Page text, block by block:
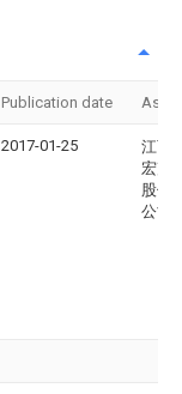
Publication date
2017-01-25
江西
宏声
股份
公司